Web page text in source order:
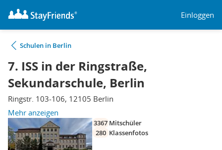
Einloggen
Schulen in Berlin
7. ISS in der Ringstraße,
Sekundarschule, Berlin
Ringstr. 103-106, 12105 Berlin
Mehr anzeigen
3367 Mitschüler
280 Klassenfotos